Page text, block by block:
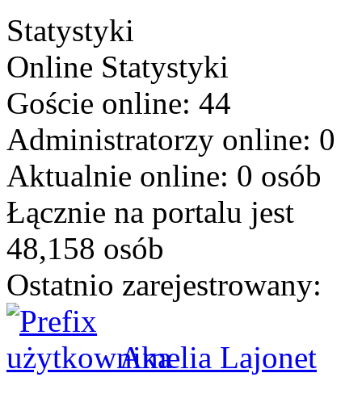
Statystyki
Online Statystyki
Goście online: 44
Administratorzy online: 0
Aktualnie online: 0 osób
Łącznie na portalu jest
48,158 osób
Ostatnio zarejestrowany:
Amelia Lajonet